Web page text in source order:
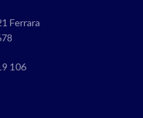
Ferrara
106